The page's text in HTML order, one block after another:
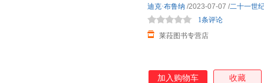
莱菈图书专营店
1条评论
迪克·布鲁纳 /2023-07-07 /二十一世
加入购物车 收藏